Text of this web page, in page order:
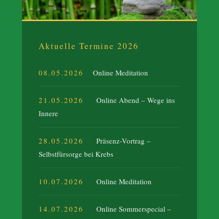
Aktuelle Termine 2026
08.05.2026 Online Meditation
21.05.2026 Online Abend – Wege ins
Innere
28.05.2026 Präsenz-Vortrag –
Selbstfürsorge bei Krebs
10.07.2026 Online Meditation
14.07.2026 Online Sommerspecial –